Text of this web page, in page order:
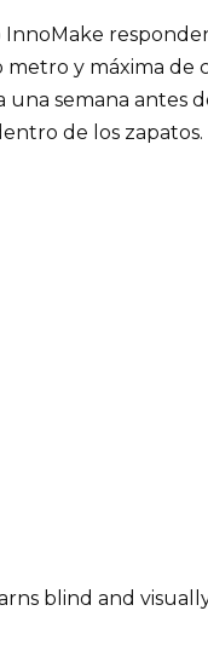
InnoMake
metro y máxima
semana antes
de los